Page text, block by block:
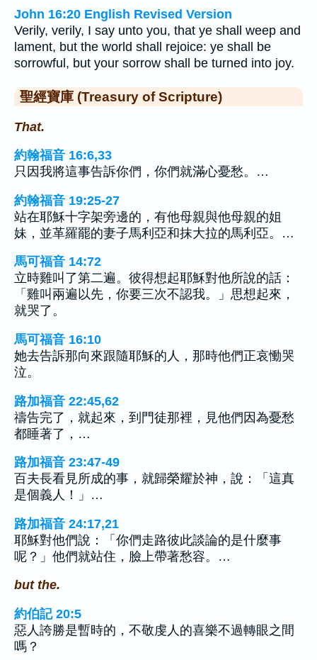
John 16:20 English Revised Version
Verily, verily, I say unto you, that ye shall weep and
lament, but the world shall rejoice: ye shall be
sorrowful, but your sorrow shall be turned into joy.
聖經寶庫 (Treasury of Scripture)
That.
約翰福音 16:6,33
只因我將這事告訴你們，你們就滿心憂愁。…
約翰福音 19:25-27
站在耶穌十字架旁邊的，有他母親與他母親的姐
妹，並革羅罷的妻子馬利亞和抹大拉的馬利亞。…
馬可福音 14:72
立時雞叫了第二遍。彼得想起耶穌對他所說的話：
「雞叫兩遍以先，你要三次不認我。」思想起來，
就哭了。
馬可福音 16:10
她去告訴那向來跟隨耶穌的人，那時他們正哀慟哭
泣。
路加福音 22:45,62
禱告完了，就起來，到門徒那裡，見他們因為憂愁
都睡著了，…
路加福音 23:47-49
百夫長看見所成的事，就歸榮耀於神，說：「這真
是個義人！」…
路加福音 24:17,21
耶穌對他們說：「你們走路彼此談論的是什麼事
呢？」他們就站住，臉上帶著愁容。…
but the.
約伯記 20:5
惡人誇勝是暫時的，不敬虔人的喜樂不過轉眼之間
嗎？